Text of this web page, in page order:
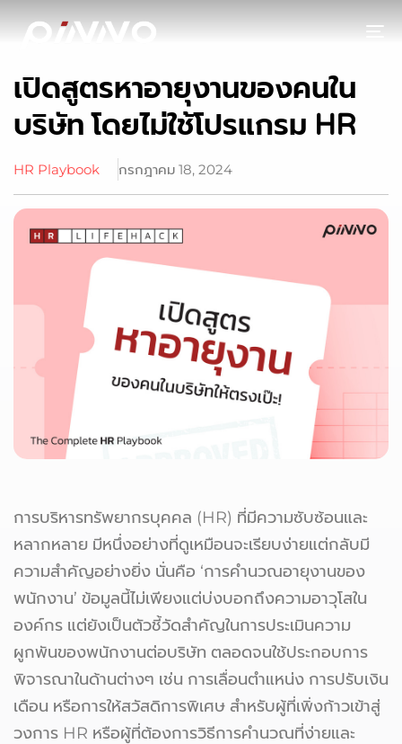
เปิดสูตรหาอายุงานของคนใน
บริษัท โดยไม่ใช้โปรแกรม HR
HR Playbook กรกฎาคม 18, 2024
การบริหารทรัพยากรบุคคล (HR) ที่มีความซับซ้อนและ
หลากหลาย มีหนึ่งอย่างที่ดูเหมือนจะเรียบง่ายแต่กลับมี
ความสำคัญอย่างยิ่ง นั่นคือ ‘การคำนวณอายุงานของ
พนักงาน’ ข้อมูลนี้ไม่เพียงแต่บ่งบอกถึงความอาวุโสใน
องค์กร แต่ยังเป็นตัวชี้วัดสำคัญในการประเมินความ
ผูกพันของพนักงานต่อบริษัท ตลอดจนใช้ประกอบการ
พิจารณาในด้านต่างๆ เช่น การเลื่อนตำแหน่ง การปรับเงิน
เดือน หรือการให้สวัสดิการพิเศษ สำหรับผู้ที่เพิ่งก้าวเข้าสู่
วงการ HR หรือผู้ที่ต้องการวิธีการคำนวณที่ง่ายและ